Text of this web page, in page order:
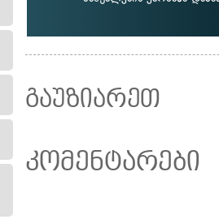
გაუზიარეთ
კომენტარები